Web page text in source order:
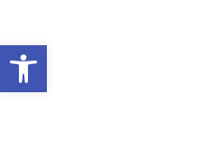
Abrir a barra de ferramentas